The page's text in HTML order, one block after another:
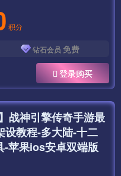
积分
钻石会员 免费
登录购买
战神引擎传奇手游最
教程-多大陆-十二
-苹果ios安卓双端版